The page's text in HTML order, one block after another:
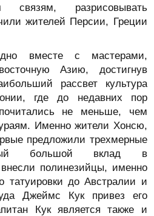
связям, разрисовывать
жителей Персии, Греции
вместе с мастерами,
Азию, достигнув
рассвет культура
где до недавних пор
не меньше, чем
Именно жители Хонсю,
предложили трехмерные
большой вклад в
внесли полинезийцы, именно
татуировки до Австралии и
Джеймс Кук привез его
Кук является также и